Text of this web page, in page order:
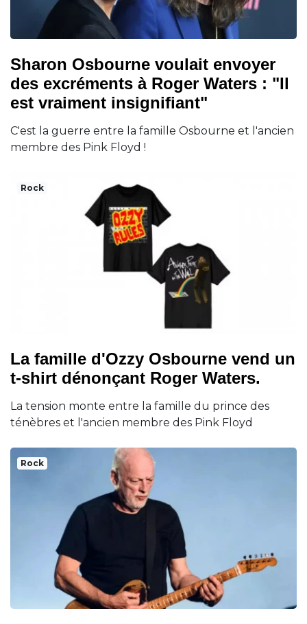
Sharon Osbourne voulait envoyer
des excréments à Roger Waters : "Il
est vraiment insignifiant"
C'est la guerre entre la famille Osbourne et l'ancien
membre des Pink Floyd !
Rock
La famille d'Ozzy Osbourne vend un
t-shirt dénonçant Roger Waters.
La tension monte entre la famille du prince des
ténèbres et l'ancien membre des Pink Floyd
Rock